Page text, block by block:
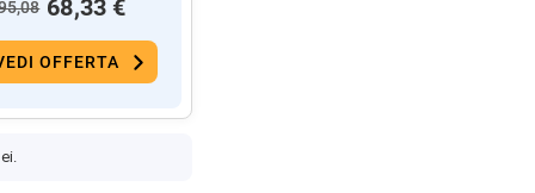
68,33 €
OFFERTA